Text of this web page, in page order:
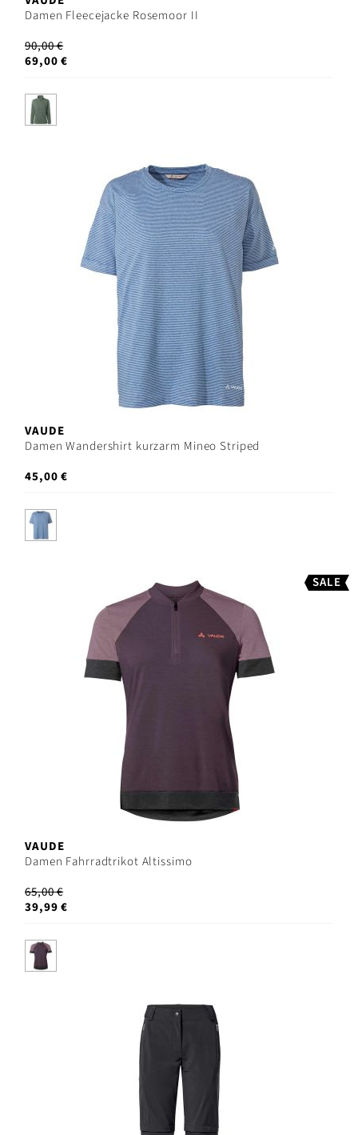
Damen Fleecejacke Rosemoor II
90,00 €
69,00 €
VAUDE
Damen Wandershirt kurzarm Mineo Striped
45,00 €
SALE
VAUDE
Damen Fahrradtrikot Altissimo
65,00 €
39,99 €